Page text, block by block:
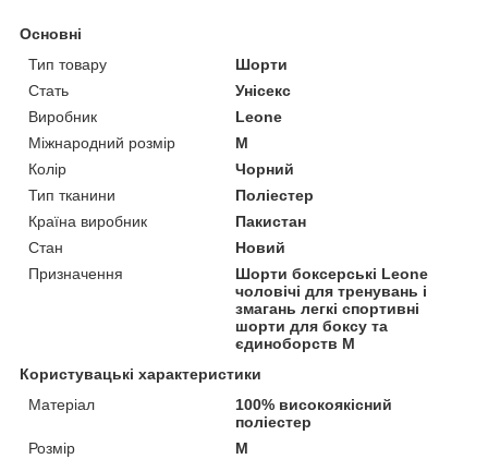
Основні
Тип товару
Шорти
Стать
Унісекс
Виробник
Leone
Міжнародний розмір
M
Колір
Чорний
Тип тканини
Поліестер
Країна виробник
Пакистан
Стан
Новий
Призначення
Шорти боксерські Leone
чоловічі для тренувань і
змагань легкі спортивні
шорти для боксу та
єдиноборств M
Користувацькі характеристики
Матеріал
100% високоякісний
поліестер
Розмір
M